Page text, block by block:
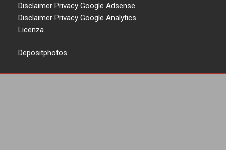
Disclaimer Privacy Google Adsense
Disclaimer Privacy Google Analytics
Licenza
Depositphotos